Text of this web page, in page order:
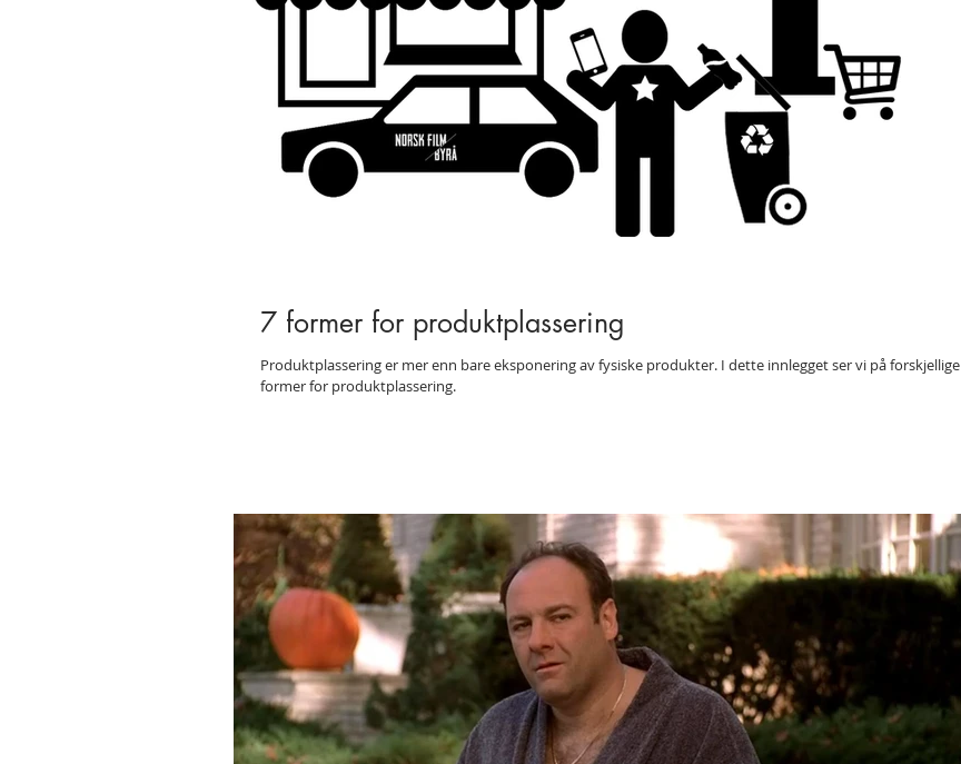
7 former for produktplassering
Produktplassering er mer enn bare eksponering av fysiske produkter. I dette innlegget ser vi på forskjellige
former for produktplassering.